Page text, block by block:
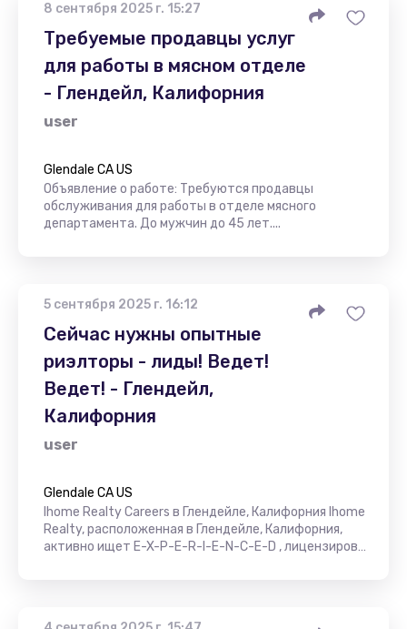
8 сентября 2025 г. 15:27
Требуемые продавцы услуг
для работы в мясном отделе
- Глендейл, Калифорния
user
Glendale CA US
Объявление о работе: Требуются продавцы
обслуживания для работы в отделе мясного
департамента. До мужчин до 45 лет....
5 сентября 2025 г. 16:12
Сейчас нужны опытные
риэлторы - лиды! Ведет!
Ведет! - Глендейл,
Калифорния
user
Glendale CA US
Ihome Realty Careers в Глендейле, Калифорния Ihome
Realty, расположенная в Глендейле, Калифорния,
активно ищет E-X-P-E-R-I-E-N-C-E-D , лицензиров…